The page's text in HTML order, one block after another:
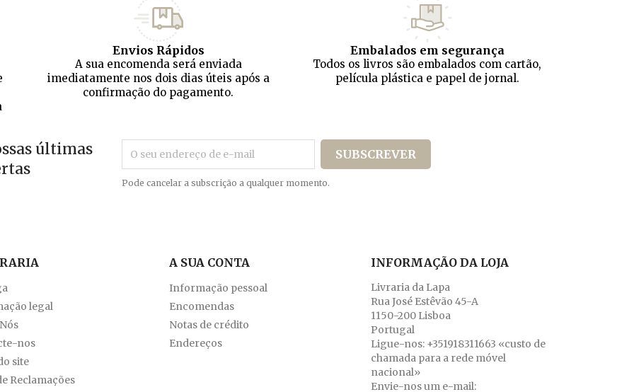
Envios Rápidos
A sua encomenda será enviada
imediatamente nos dois dias úteis após a
confirmação do pagamento.
Embalados em segurança
Todos os livros são embalados com cartão,
película plástica e papel de jornal.
últimas
Pode cancelar a subscrição a qualquer momento.
legal
nos
site
Reclamações
A SUA CONTA
Informação pessoal
Encomendas
Notas de crédito
Endereços
INFORMAÇÃO DA LOJA
Livraria da Lapa
Rua José Estêvão 45-A
1150-200 Lisboa
Portugal
Ligue-nos: +351918311663 «custo de
chamada para a rede móvel
nacional»
Envie-nos um e-mail: